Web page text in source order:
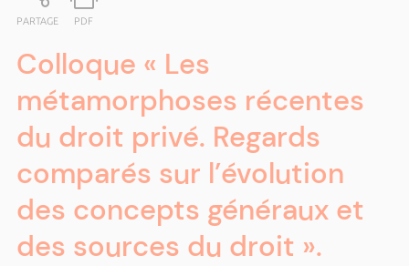
PARTAGE PDF
Colloque « Les
métamorphoses récentes
du droit privé. Regards
comparés sur l’évolution
des concepts généraux et
des sources du droit ».